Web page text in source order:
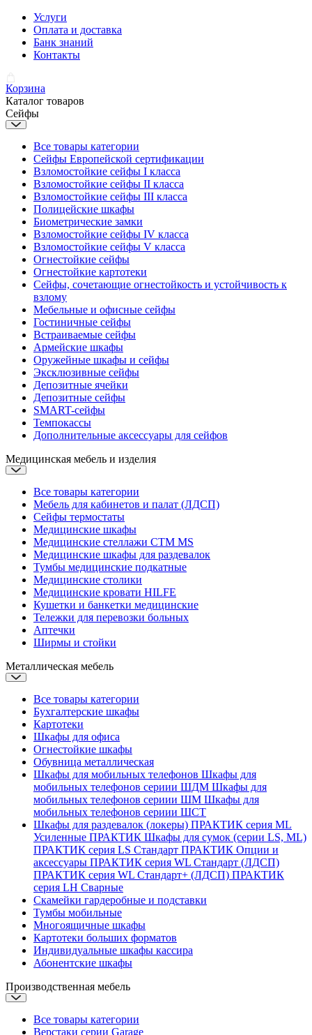
Услуги
Оплата и доставка
Банк знаний
Контакты
Корзина
Каталог товаров
Сейфы
Все товары категории
Сейфы Европейской сертификации
Взломостойкие сейфы I класса
Взломостойкие сейфы II класса
Взломостойкие сейфы III класса
Полицейские шкафы
Биометрические замки
Взломостойкие сейфы IV класса
Взломостойкие сейфы V класса
Огнестойкие сейфы
Огнестойкие картотеки
Сейфы, сочетающие огнестойкость и устойчивость к
взлому
Мебельные и офисные сейфы
Гостиничные сейфы
Встраиваемые сейфы
Армейские шкафы
Оружейные шкафы и сейфы
Эксклюзивные сейфы
Депозитные ячейки
Депозитные сейфы
SMART-сейфы
Темпокассы
Дополнительные аксессуары для сейфов
Медицинская мебель и изделия
Все товары категории
Мебель для кабинетов и палат (ЛДСП)
Сейфы термостаты
Медицинские шкафы
Медицинские стеллажи CTM MS
Медицинские шкафы для раздевалок
Тумбы медицинские подкатные
Медицинские столики
Медицинские кровати HILFE
Кушетки и банкетки медицинские
Тележки для перевозки больных
Аптечки
Ширмы и стойки
Металлическая мебель
Все товары категории
Бухгалтерские шкафы
Картотеки
Шкафы для офиса
Огнестойкие шкафы
Обувница металлическая
Шкафы для мобильных телефонов Шкафы для
мобильных телефонов сериии ШДМ Шкафы для
мобильных телефонов сериии ШМ Шкафы для
мобильных телефонов сериии ШСТ
Шкафы для раздевалок (локеры) ПРАКТИК серия ML
Усиленные ПРАКТИК Шкафы для сумок (серии LS, ML)
ПРАКТИК cерия LS Стандарт ПРАКТИК Опции и
аксессуары ПРАКТИК серия WL Стандарт (ЛДСП)
ПРАКТИК серия WL Стандарт+ (ЛДСП) ПРАКТИК
серия LH Сварные
Скамейки гардеробные и подставки
Тумбы мобильные
Многоящичные шкафы
Картотеки больших форматов
Индивидуальные шкафы кассира
Абонентские шкафы
Производственная мебель
Все товары категории
Верстаки серии Garage